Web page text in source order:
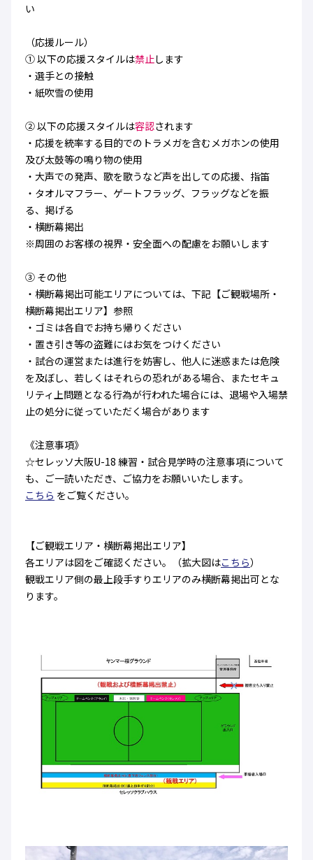
い
（応援ルール）
① 以下の応援スタイルは禁止します
・選手との接触
・紙吹雪の使用
② 以下の応援スタイルは容認されます
・応援を統率する目的でのトラメガを含むメガホンの使用
及び太鼓等の鳴り物の使用
・大声での発声、歌を歌うなど声を出しての応援、指笛
・タオルマフラー、ゲートフラッグ、フラッグなどを振
る、掲げる
・横断幕掲出
※周囲のお客様の視界・安全面への配慮をお願いします
③ その他
・横断幕掲出可能エリアについては、下記【ご観戦場所・
横断幕掲出エリア】参照
・ゴミは各自でお持ち帰りください
・置き引き等の盗難にはお気をつけください
・試合の運営または進行を妨害し、他人に迷惑または危険
を及ぼし、若しくはそれらの恐れがある場合、またセキュ
リティ上問題となる行為が行われた場合には、退場や入場禁
止の処分に従っていただく場合があります
《注意事項》
☆セレッソ大阪U-18 練習・試合見学時の注意事項について
も、ご一読いただき、ご協力をお願いいたします。
こちら をご覧ください。
【ご観戦エリア・横断幕掲出エリア】
各エリアは図をご確認ください。（拡大図はこちら）
観戦エリア側の最上段手すりエリアのみ横断幕掲出可とな
ります。